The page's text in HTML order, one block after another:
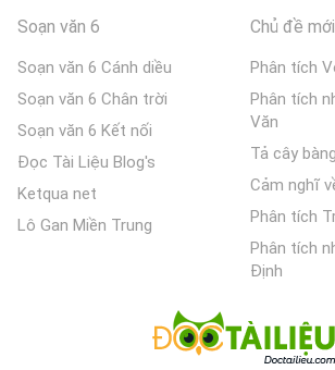
Soạn văn 6
Soạn văn 6 Cánh diều
Soạn văn 6 Chân trời
Soạn văn 6 Kết nối
Đọc Tài Liệu Blog's
Ketqua net
Lô Gan Miền Trung
Chủ đề mới
Phân tích
Phân tích
Văn
Tả cây bàng
Cảm nghĩ
Phân tích
Phân tích
Định